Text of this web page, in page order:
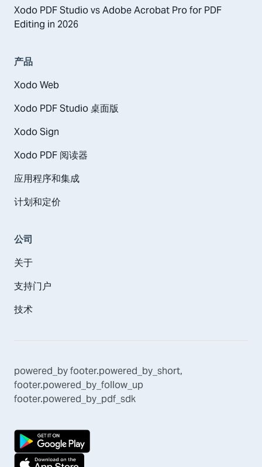
Xodo PDF Studio vs Adobe Acrobat Pro for PDF
Editing in 2026
产品
Xodo Web
Xodo PDF Studio 桌面版
Xodo Sign
Xodo PDF 阅读器
应用程序和集成
计划和定价
公司
关于
支持门户
技术
powered_byfooter.powered_by_short,
footer.powered_by_follow_up
footer.powered_by_pdf_sdk